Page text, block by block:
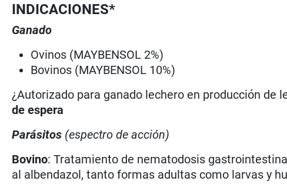
INDICACIONES*
Ganado
Ovinos (MAYBENSOL 2%)
Bovinos (MAYBENSOL 10%)
¿Autorizado para ganado lechero en producción de
de espera
Parásitos (espectro de acción)
Bovino: Tratamiento de nematodosis
al albendazol, tanto formas adultas como larvas y